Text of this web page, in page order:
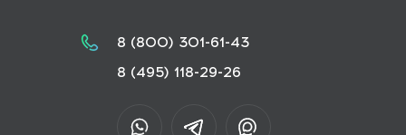
8 (800) 301-61-43
8 (495) 118-29-26